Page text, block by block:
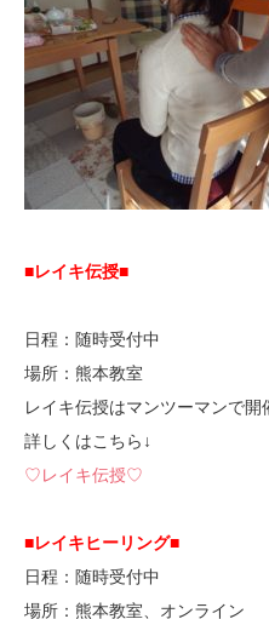
■レイキ伝授■
日程：随時受付中
場所：熊本教室
レイキ伝授はマンツーマンで開
詳しくはこちら↓
♡レイキ伝授♡
■レイキヒーリング■
日程：随時受付中
場所：熊本教室、オンライン